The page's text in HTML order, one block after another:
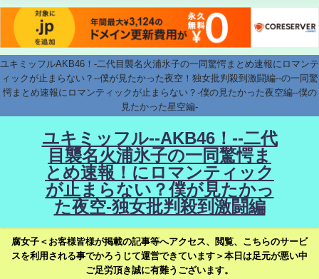
ユキミッフルAKB46！-二代目襲名火浦氷子の一同驚愕まとめ速報にロマンテ
ィックが止まらない？--僕が見たかった夜空！独女批判殺到激闘編--の一同驚
愕まとめ速報にロマンティックが止まらない？-僕の見たかった夜空編--僕の
見たかった星空編-
ユキミッフル--AKB46！--二代
目襲名火浦氷子の一同驚愕ま
とめ速報！にロマンティック
が止まらない？僕が見たかっ
た夜空-独女批判殺到激闘編
腐女子＜お客様皆様が掲載の記事等へアクセス、閲覧、こちらのサービ
スを利用される事でかろうじて運営できています＞本日は足元が悪い中
ご足労頂き誠に有難うございます。